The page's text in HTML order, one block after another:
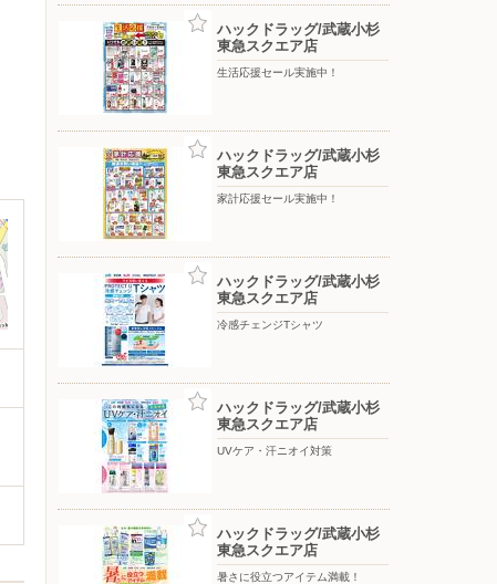
ハックドラッグ/武蔵小杉
東急スクエア店
生活応援セール実施中！
ハックドラッグ/武蔵小杉
東急スクエア店
家計応援セール実施中！
ハックドラッグ/武蔵小杉
東急スクエア店
冷感チェンジTシャツ
ハックドラッグ/武蔵小杉
東急スクエア店
UVケア・汗ニオイ対策
ハックドラッグ/武蔵小杉
東急スクエア店
暑さに役立つアイテム満載！